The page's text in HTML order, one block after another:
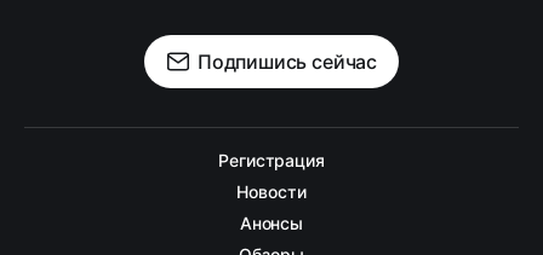
Подпишись сейчас
Регистрация
Новости
Анонсы